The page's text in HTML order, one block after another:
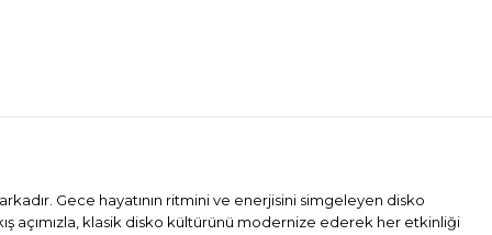
Gece hayatının ritmini ve enerjisini simgeleyen disko
açımızla, klasik disko kültürünü modernize ederek her etkinliği